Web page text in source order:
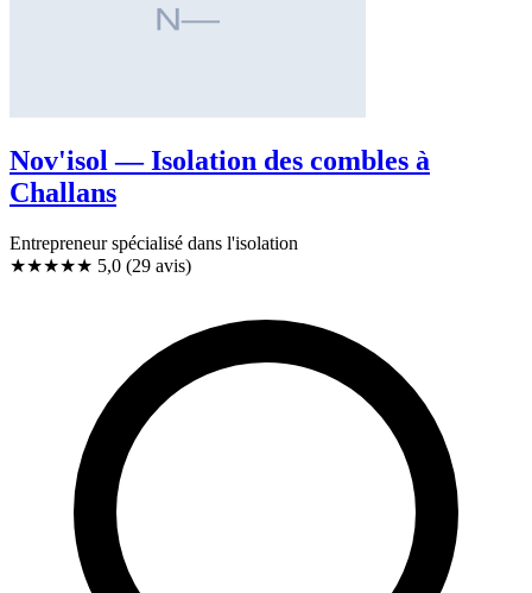
Nov'isol — Isolation des combles à
Challans
Entrepreneur spécialisé dans l'isolation
★★★★★ 5,0 (29 avis)